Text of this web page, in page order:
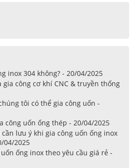
inox 304 không? - 20/04/2025
gia công cơ khí CNC & truyền thống
tôi có thể gia công uốn -
công uốn ống thép - 20/04/2025
lưu ý khi gia công uốn ống inox
04/2025
ống inox theo yêu cầu giá rẻ -